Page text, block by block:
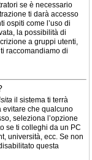
se è necessario
ti darà accesso
ospiti come l’uso di
la possibilità di
a gruppi utenti,
raccomandiamo di
il sistema ti terrà
evitare che qualcuno
seleziona l’opzione
se ti colleghi da un PC
università, ecc. Se non
questa